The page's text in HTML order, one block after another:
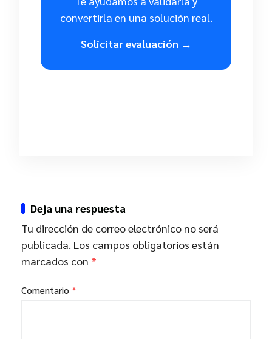
convertirla en una solución real.
Solicitar evaluación →
Deja una respuesta
Tu dirección de correo electrónico no será
publicada. Los campos obligatorios están
marcados con *
Comentario *